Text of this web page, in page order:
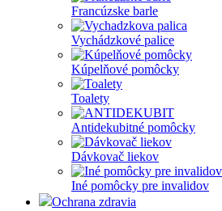
Francúzske barle
Vychádzkové palice
Kúpelňové pomôcky
Toalety
Antidekubitné pomôcky
Dávkovač liekov
Iné pomôcky pre invalidov
Ochrana zdravia